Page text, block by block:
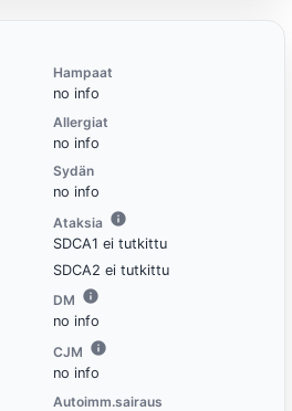
Hampaat
no info
Allergiat
no info
Sydän
no info
Ataksia
SDCA1 ei tutkittu
SDCA2 ei tutkittu
DM
no info
CJM
no info
Autoimm.sairaus